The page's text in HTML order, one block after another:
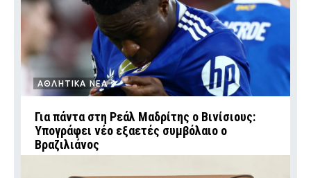
ΑΘΛΗΤΙΚΑ ΝΕΑ
Για πάντα στη Ρεάλ Μαδρίτης ο Βινίσιους:
Υπογράφει νέο εξαετές συμβόλαιο ο
Βραζιλιάνος